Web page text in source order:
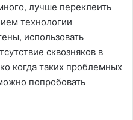
лучше переклеить
технологии
использовать
сквозняков в
когда таких проблемных
попробовать